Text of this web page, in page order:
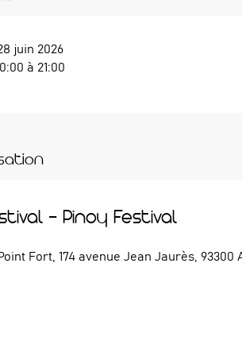
juin 2026
à 21:00
- Pinoy Festival
Point Fort, 174 avenue Jean Jaurès,